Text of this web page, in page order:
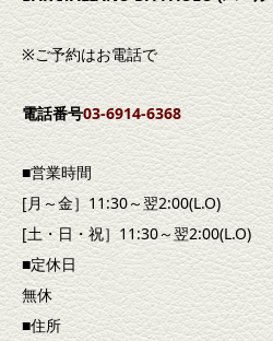
※ご予約はお電話で
電話番号03-6914-6368
■営業時間
[月～金］11:30～翌2:00(L.O)
[土・日・祝］11:30～翌2:00(L.O)
■定休日
無休
■住所